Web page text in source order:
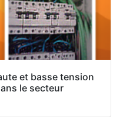
et basse tension
le secteur